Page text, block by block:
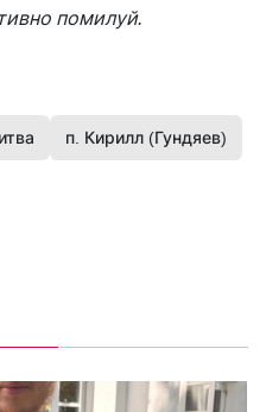
помилуй.
п. Кирилл (Гундяев)